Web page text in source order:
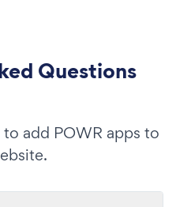
Questions
add POWR apps to